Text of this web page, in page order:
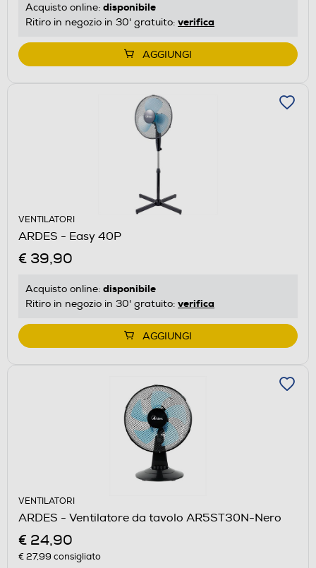
Acquisto online: disponibile
Ritiro in negozio in 30' gratuito: verifica
AGGIUNGI
VENTILATORI
ARDES - Easy 40P
€ 39,90
Acquisto online: disponibile
Ritiro in negozio in 30' gratuito: verifica
AGGIUNGI
VENTILATORI
ARDES - Ventilatore da tavolo AR5ST30N-Nero
€ 24,90
€ 27,99 consigliato